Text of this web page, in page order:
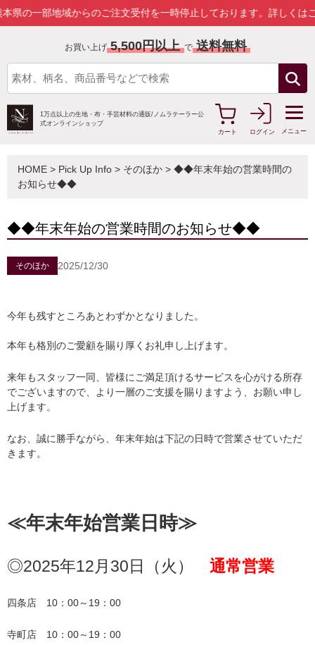
一部地域からのご注文受付を一時停止しております。詳しくはこちら
お買い上げ 5,500円以上 で 送料無料
1万点以上の生地・布・手芸材料の通販/ ノムラテーラー公
式オンラインショップ
カート
ログイン メニュー
HOME > Pick Up Info > そのほか > ◆◆年末年始の営業時間の
お知らせ◆◆
◆◆年末年始の営業時間のお知らせ◆◆
そのほか 2025/12/30
今年も残すところあとわずかとなりました。
本年も格別のご愛顧を賜り厚くお礼申し上げます。
来年もスタッフ一同、皆様にご満足頂けるサービスを心がける所存
でございますので、より一層のご支援を賜りますよう、お願い申し
上げます。
なお、誠に勝手ながら、年末年始は下記の日時で営業させていただ
きます。
≪年末年始営業日時≫
◎2025年12月30日（火） 通常営業
四条店　10：00～19：00
寺町店　10：00～19：00